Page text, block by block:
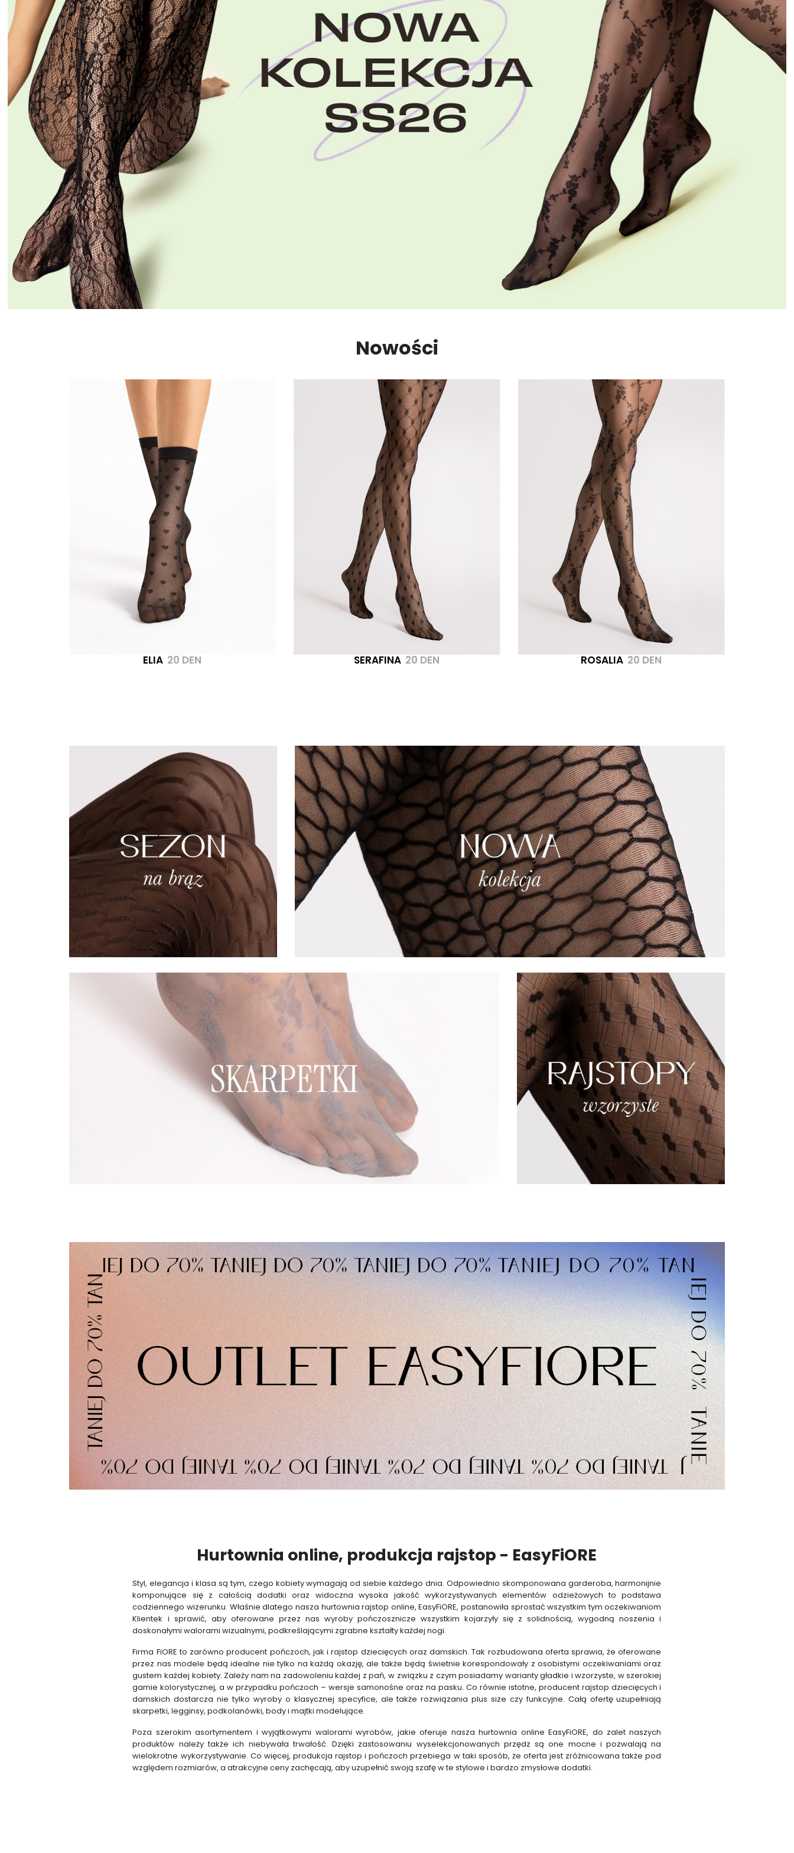
Nowości
ELIA 20 DEN SERAFINA 20 DEN ROSALIA 20 DEN
Hurtownia online, produkcja rajstop - EasyFiORE
Styl, elegancja i klasa są tym, czego kobiety wymagają od siebie każdego dnia. Odpowiednio skomponowana garderoba, harmonijnie
komponujące się z całością dodatki oraz widoczna wysoka jakość wykorzystywanych elementów odzieżowych to podstawa
codziennego wizerunku. Właśnie dlatego nasza hurtownia rajstop online, EasyFiORE, postanowiła sprostać wszystkim tym oczekiwaniom
Klientek i sprawić, aby oferowane przez nas wyroby pończosznicze wszystkim kojarzyły się z solidnością, wygodną noszenia i
doskonałymi walorami wizualnymi, podkreślającymi zgrabne kształty każdej nogi.
Firma FiORE to zarówno producent pończoch, jak i rajstop dziecięcych oraz damskich. Tak rozbudowana oferta sprawia, że oferowane
przez nas modele będą idealne nie tylko na każdą okazję, ale także będą świetnie korespondowały z osobistymi oczekiwaniami oraz
gustem każdej kobiety. Zależy nam na zadowoleniu każdej z pań, w związku z czym posiadamy warianty gładkie i wzorzyste, w szerokiej
gamie kolorystycznej, a w przypadku pończoch – wersje samonośne oraz na pasku. Co równie istotne, producent rajstop dziecięcych i
damskich dostarcza nie tylko wyroby o klasycznej specyfice, ale także rozwiązania plus size czy funkcyjne. Całą ofertę uzupełniają
skarpetki, legginsy, podkolanówki, body i majtki modelujące.
Poza szerokim asortymentem i wyjątkowymi walorami wyrobów, jakie oferuje nasza hurtownia online EasyFiORE, do zalet naszych
produktów należy także ich niebywała trwałość. Dzięki zastosowaniu wyselekcjonowanych przędz są one mocne i pozwalają na
wielokrotne wykorzystywanie. Co więcej, produkcja rajstop i pończoch przebiega w taki sposób, że oferta jest zróżnicowana także pod
względem rozmiarów, a atrakcyjne ceny zachęcają, aby uzupełnić swoją szafę w te stylowe i bardzo zmysłowe dodatki.